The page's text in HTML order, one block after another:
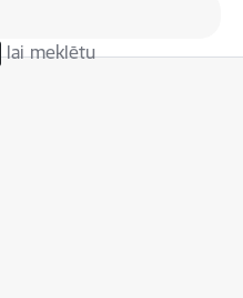
lai meklētu